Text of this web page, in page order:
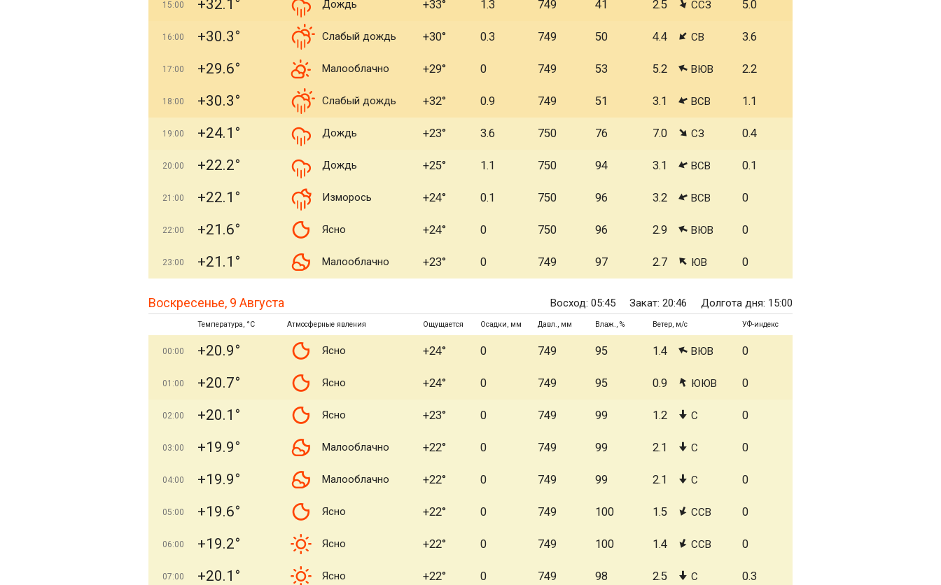
15:00 +32.1° Дождь +33° 1.3 749 41 2.5 ССЗ 5.0
16:00 +30.3° Слабый дождь +30° 0.3 749 50 4.4 СВ 3.6
17:00 +29.6° Малооблачно +29° 0 749 53 5.2 ВЮВ 2.2
18:00 +30.3° Слабый дождь +32° 0.9 749 51 3.1 ВСВ 1.1
19:00 +24.1° Дождь +23° 3.6 750 76 7.0 СЗ 0.4
20:00 +22.2° Дождь +25° 1.1 750 94 3.1 ВСВ 0.1
21:00 +22.1° Изморось +24° 0.1 750 96 3.2 ВСВ 0
22:00 +21.6° Ясно +24° 0 750 96 2.9 ВЮВ 0
23:00 +21.1° Малооблачно +23° 0 749 97 2.7 ЮВ 0
Воскресенье, 9 Августа Восход: 05:45 Закат: 20:46 Долгота дня: 15:00
Температура, °C Атмосферные явления Ощущается Осадки, мм Давл., мм Влаж., % Ветер, м/с УФ-индекс
00:00 +20.9° Ясно +24° 0 749 95 1.4 ВЮВ 0
01:00 +20.7° Ясно +24° 0 749 95 0.9 ЮЮВ 0
02:00 +20.1° Ясно +23° 0 749 99 1.2 С 0
03:00 +19.9° Малооблачно +22° 0 749 99 2.1 С 0
04:00 +19.9° Малооблачно +22° 0 749 99 2.1 С 0
05:00 +19.6° Ясно +22° 0 749 100 1.5 ССВ 0
06:00 +19.2° Ясно +22° 0 749 100 1.4 ССВ 0
07:00 +20.1° Ясно +22° 0 749 98 2.5 С 0.3